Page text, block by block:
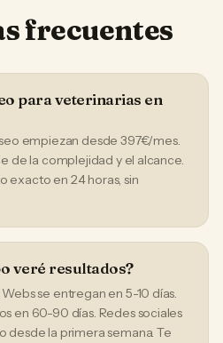
frecuentes
para veterinarias en
empiezan desde 397€/mes.
de la complejidad y el alcance.
exacto en 24 horas, sin
veré resultados?
se entregan en 5-10 días.
en 60-90 días. Redes sociales
desde la primera semana. Te